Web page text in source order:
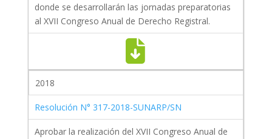
donde se desarrollarán las jornadas preparatorias
al XVII Congreso Anual de Derecho Registral.
2018
Resolución N° 317-2018-SUNARP/SN
Aprobar la realización del XVII Congreso Anual de